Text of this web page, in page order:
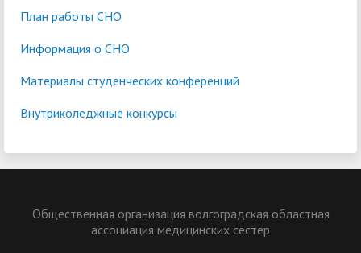
План работы СНО
Информация о СНО
Материалы студенческих конференций
Внутриколеджные конкурсы
Общественная организация волгоградская областная
ассоциация медицинских сестер